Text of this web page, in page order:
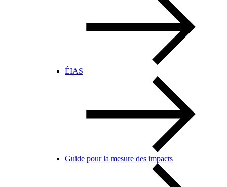
ÉIAS
Guide pour la mesure des impacts